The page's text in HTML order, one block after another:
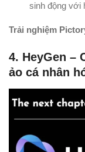
sinh động với
Trải nghiệm
4. HeyGen –
ảo cá nhân